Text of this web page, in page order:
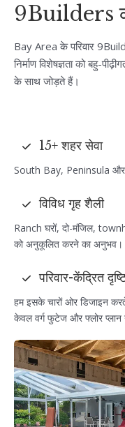
9Builders
Bay Area के परिवार
निर्माण विशेषज्ञता को बहु-
के साथ जोड़ते हैं।
15+ शहर सेवा
South Bay, Peninsula और
विविध गृह शैली
Ranch घरों, दो-मंजिल,
को अनुकूलित करने का अनुभव।
परिवार-केंद्रित
हम इसके चारों ओर डिजाइन
केवल वर्ग फुटेज और फ्लोर प्लान